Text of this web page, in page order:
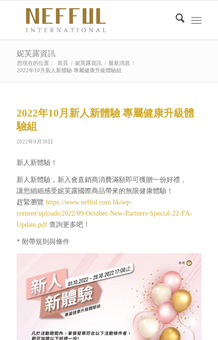
妮芙露資訊
您現在的位置： 首頁 / 妮芙露資訊 / 最新消息
/
2022年10月新人新體驗 專屬健康升級體驗組
2022年10月新人新體驗 專屬健康升級體
驗組
2022年9月30日
新人新體驗！
新人新體驗，新入會直銷商消費滿額即可獲贈一份好禮，
讓您細細感受妮芙露國際商品帶來的無限健康體驗！
趕緊瀏覽 https://www.nefful.com.hk/wp-
content/uploads/2022/09/October-New-Partners-Special-22-FA-
Update.pdf查詢更多吧！
* 附帶規則與條件